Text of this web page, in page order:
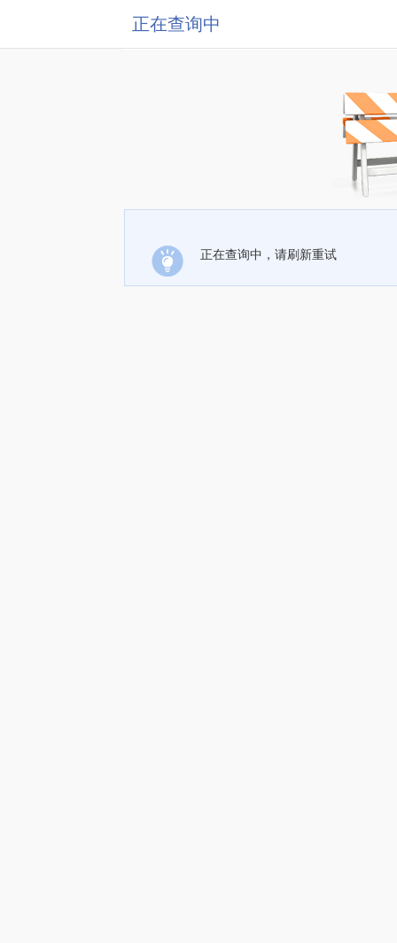
正在查询中
正在查询中，请刷新重试